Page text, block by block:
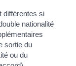
différentes si
nationalité
sortie du
ou du